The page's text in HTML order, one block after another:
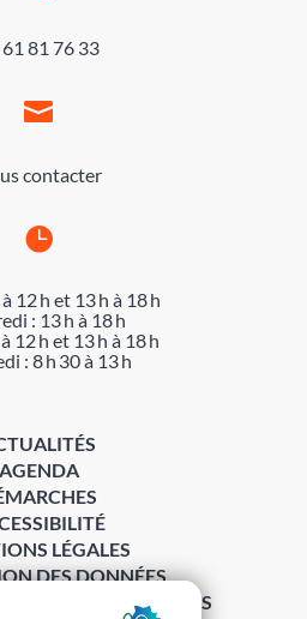
81 76 33

contacter

12 h et 13 h à 18 h
: 13 h à 18 h
12 h et 13 h à 18 h
: 8 h 30 à 13 h
AGENDA
LÉGALES
DES DONNÉES
DES COOKIES